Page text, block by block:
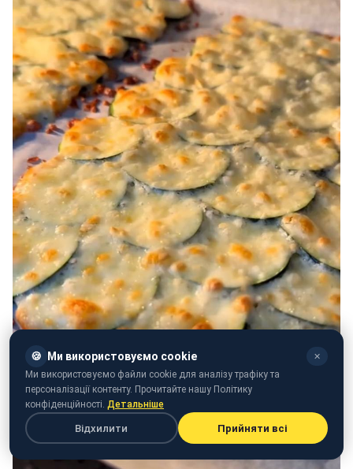
🍪 Ми використовуємо cookie ✕
Ми використовуємо файли cookie для аналізу трафіку та
персоналізації контенту. Прочитайте нашу Політику
конфіденційності. Детальніше
Відхилити Прийняти всі